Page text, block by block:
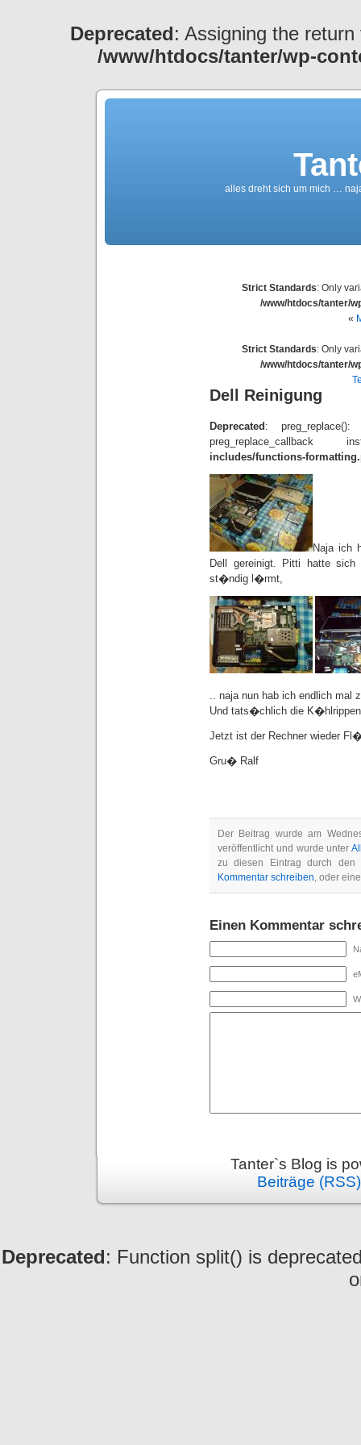
Deprecated: Assigning the
/www/htdocs/tanter/wp-
alles dreht sich um mich …
Strict Standards: Only
/www/htdocs/tanter/
«
Strict Standards: Only
/www/htdocs/tanter/
Dell Reinigung
Deprecated :
includes/functions-
Naja ich
Dell gereinigt. Pitti hatte
st�ndig l�rmt,
.. naja nun hab ich endlich mal
Und tats�chlich die
Jetzt ist der Rechner wieder
Gru� Ralf
Der Beitrag wurde am
veröffentlicht und wurde unter
zu diesen Eintrag durch den
Kommentar schreiben, oder
Einen Kommentar
Tanter`s Blog is
Beiträge (RSS)
Deprecated: Function split() is